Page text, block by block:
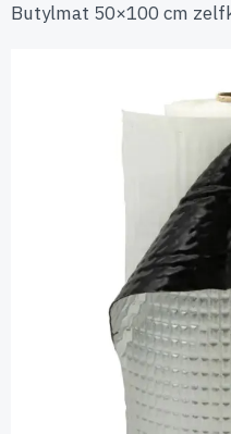
Butylmat 50×100 cm